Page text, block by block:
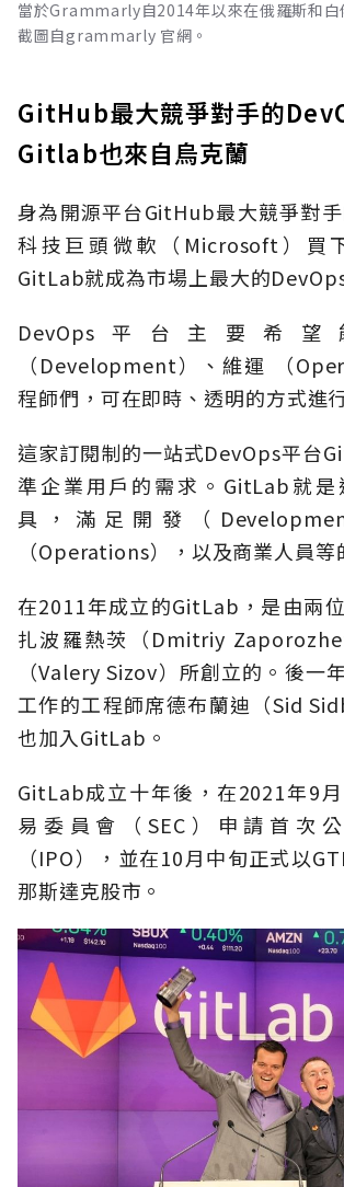
當於Grammarly自2014年以來在俄羅斯和白
截圖自grammarly 官網。
GitHub最大競爭對手的
Gitlab也來自烏克蘭
身為開源平台GitHub最大競爭對
科技巨頭微軟（Microsoft）買
GitLab就成為市場上最大的
DevOps平台主要希
（Development）、維運 （
程師們，可在即時、透明的方式進
這家訂閱制的一站式DevOps平台
準企業用戶的需求。GitLab就是
具，滿足開發（
（Operations），以及商業人員等
在2011年成立的GitLab，是由兩
扎波羅熱茨（Dmitriy
（Valery Sizov）所創立的。後一
工作的工程師席德布蘭迪（Sid
也加入GitLab。
GitLab成立十年後，在2021年9
易委員會（SEC）申請首次
（IPO），並在10月中旬正式以
那斯達克股市。